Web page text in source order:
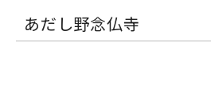
あだし野念仏寺